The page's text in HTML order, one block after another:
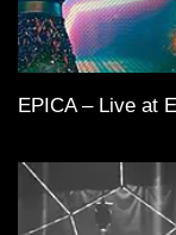
EPICA – Live at